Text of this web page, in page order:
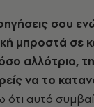
σου
μπροστά σε
αλλότριο,
να το
ότι αυτό